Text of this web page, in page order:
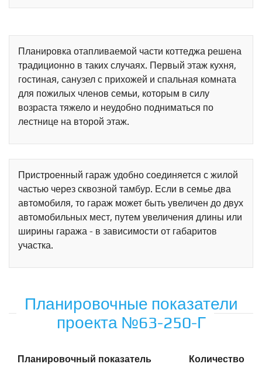
Планировка отапливаемой части коттеджа решена
традиционно в таких случаях. Первый этаж кухня,
гостиная, санузел с прихожей и спальная комната
для пожилых членов семьи, которым в силу
возраста тяжело и неудобно подниматься по
лестнице на второй этаж.
Пристроенный гараж удобно соединяется с жилой
частью через сквозной тамбур. Если в семье два
автомобиля, то гараж может быть увеличен до двух
автомобильных мест, путем увеличения длины или
ширины гаража - в зависимости от габаритов
участка.
Планировочные показатели
проекта №63-250-Г
Планировочный показатель Количество